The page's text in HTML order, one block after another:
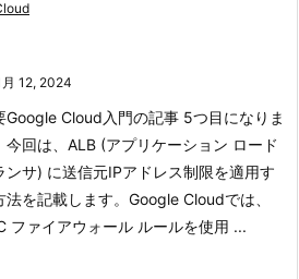
月 12, 2024
Google Cloud入門の記事 5つ目になりま
今回は、ALB (アプリケーション ロード
ンサ) に送信元IPアドレス制限を適用す
法を記載します。 Google Cloudでは、
ファイアウォール ルールを使用 ...